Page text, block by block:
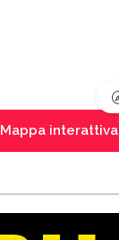
Mappa interattiva